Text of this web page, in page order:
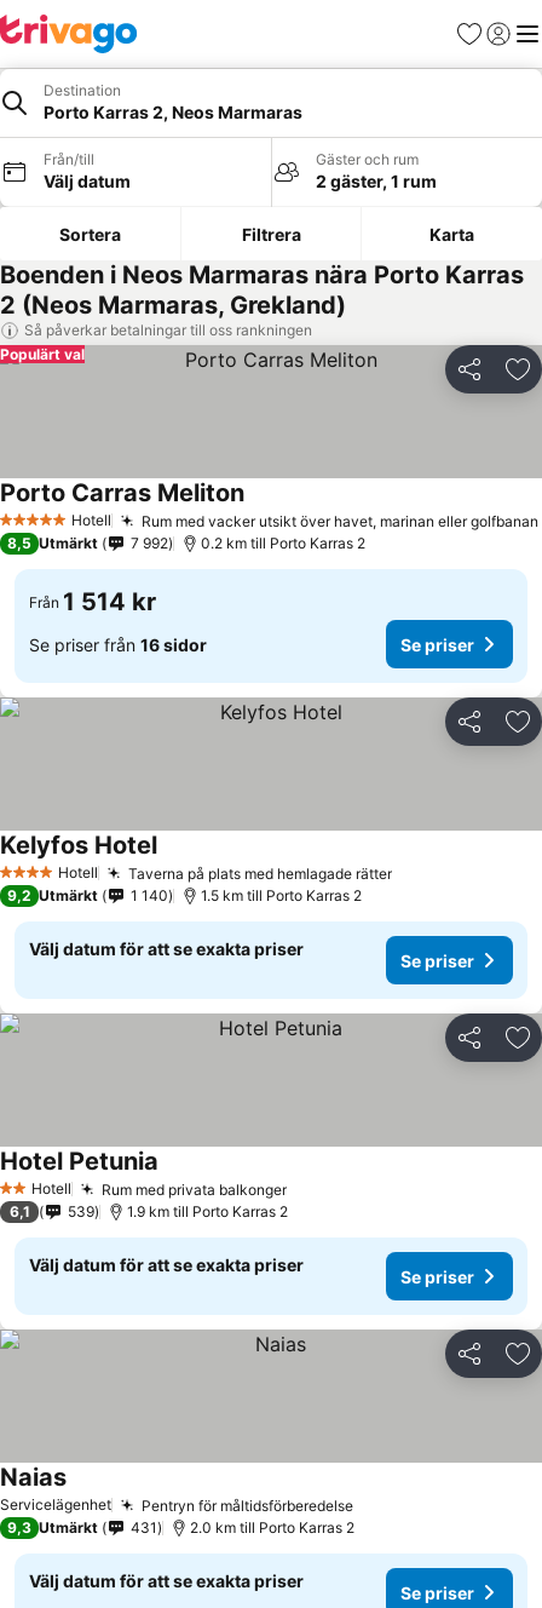
Favoriter
Logga
Destination
Porto Karras 2, Neos Marmaras
Från/till
Välj datum
Gäster och rum
2 gäster, 1 rum
Sortera Filtrera Karta
Boenden i Neos Marmaras nära Porto Karras
2 (Neos Marmaras, Grekland)
Så påverkar betalningar till oss rankningen
Dela
Populärt val
5 Stjärnor Hotell Rum med vacker utsikt över havet, marinan eller golfbanan
Porto Carras Meliton
8,5 Utmärkt 7 992 0.2 km till Porto Karras 2
Från 1 514 kr
Se priser från 16 sidor Se priser
Dela
4 StjärnorHotell Taverna på plats med hemlagade rätter
Kelyfos Hotel
9,2 Utmärkt 1 140 1.5 km till Porto Karras 2
Välj datum för att se exakta priser
Se priser
Dela
2 Stjärnor
Hotell Rum med privata balkonger
Hotel Petunia
6,1 539 1.9 km till Porto Karras 2
Välj datum för att se exakta priser
Se priser
Dela
Servicelägenhet Pentryn för måltidsförberedelse
Naias
9,3 Utmärkt 431 2.0 km till Porto Karras 2
Välj datum för att se exakta priser
Se priser